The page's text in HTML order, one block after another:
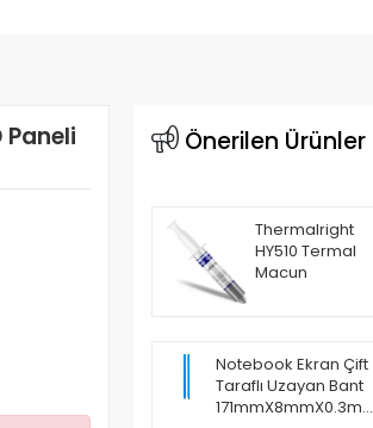
Paneli
Önerilen Ürünler
Thermalright
HY510 Termal
Macun
Notebook Ekran Çift
Taraflı Uzayan Bant
171mmX8mmX0.3mm